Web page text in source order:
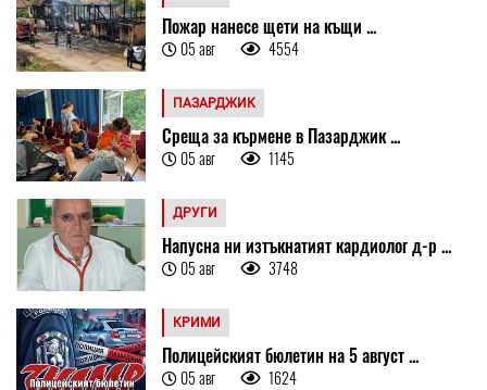
Пожар нанесе щети на къщи ...
05 авг 4554
ПАЗАРДЖИК
Среща за кърмене в Пазарджик ...
05 авг 1145
ДРУГИ
Напусна ни изтъкнатият кардиолог д-р ...
05 авг 3748
КРИМИ
Полицейският бюлетин на 5 август ...
05 авг 1624